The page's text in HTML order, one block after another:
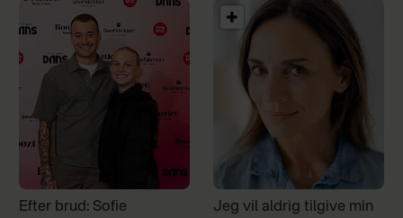
Efter brud: Sofie
Jeg vil aldrig tilgive min